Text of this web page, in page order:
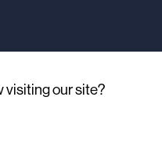
visiting our site?